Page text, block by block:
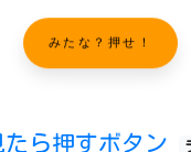
みたな？押せ！
たら押すボタン